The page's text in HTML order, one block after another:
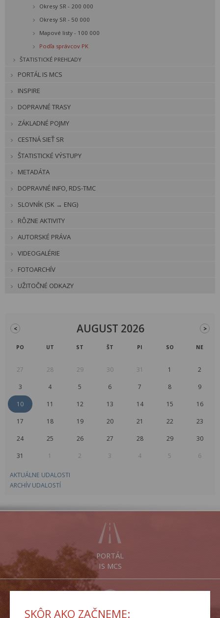
SKÔR AKO ZAČNEME:
Okresy SR - 200 000
Okresy SR - 50 000
Mapové listy - 100 000
Podľa správcov PK
ŠTATISTICKÉ PREHĽADY
PORTÁL IS MCS
INSPIRE
DOPRAVNÉ TRASY
ZÁKLADNÉ POJMY
CESTNÁ SIEŤ SR
ŠTATISTICKÉ VÝSTUPY
METADÁTA
DOPRAVNÉ INFO, RDS-TMC
SLOVNÍK (SK → ENG)
RÔZNE AKTIVITY
AUTORSKÉ PRÁVA
VIDEOGALÉRIE
FOTOARCHÍV
UŽITOČNÉ ODKAZY
< AUGUST 2026 >
PO UT ST ŠT PI SO NE
27 28 29 30 31 1 2
3 4 5 6 7 8 9
10 11 12 13 14 15 16
17 18 19 20 21 22 23
24 25 26 27 28 29 30
31 1 2 3 4 5 6
AKTUÁLNE UDALOSTI
ARCHÍV UDALOSTÍ
PORTÁL
IS MCS